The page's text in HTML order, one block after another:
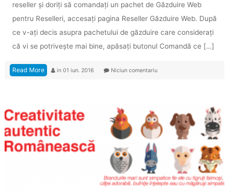
reseller și doriți să comandați un pachet de Găzduire Web
pentru Reselleri, accesaţi pagina Reseller Găzduire Web. După
ce v-aţi decis asupra pachetului de găzduire care considerați
că vi se potriveşte mai bine, apăsaţi butonul Comandă ce […]
Read More in 01 iun. 2016 Niciun comentariu